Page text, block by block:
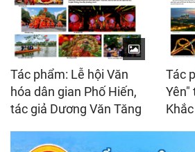
Tác phẩm: Lễ hội Văn
hóa dân gian Phố Hiến,
tác giả Dương Văn Tăng
Tác
Yên"